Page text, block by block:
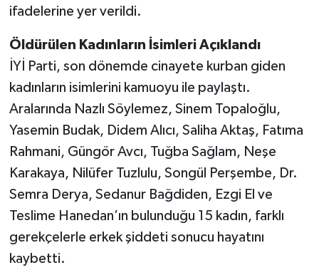
ifadelerine yer verildi.
Öldürülen Kadınların İsimleri Açıklandı
İYİ Parti, son dönemde cinayete kurban giden
kadınların isimlerini kamuoyu ile paylaştı.
Aralarında Nazlı Söylemez, Sinem Topaloğlu,
Yasemin Budak, Didem Alıcı, Saliha Aktaş, Fatıma
Rahmani, Güngör Avcı, Tuğba Sağlam, Neşe
Karakaya, Nilüfer Tuzlulu, Songül Perşembe, Dr.
Semra Derya, Sedanur Bağdiden, Ezgi El ve
Teslime Hanedan’ın bulunduğu 15 kadın, farklı
gerekçelerle erkek şiddeti sonucu hayatını
kaybetti.